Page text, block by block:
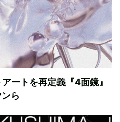
ートを再定義『4面鏡』
ら